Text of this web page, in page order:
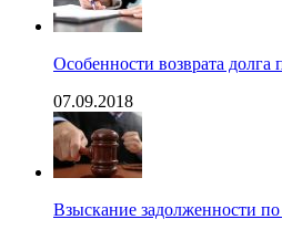
Особенности возврата долга
07.09.2018
Взыскание задолженности